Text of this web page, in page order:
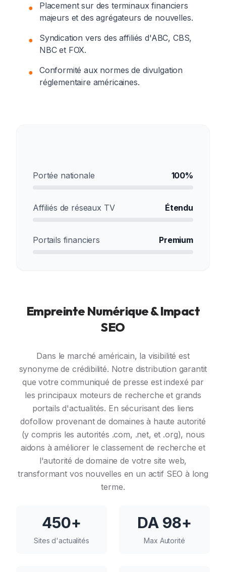
●
Placement sur des terminaux financiers
majeurs et des agrégateurs de nouvelles.
●
Syndication vers des affiliés d'ABC, CBS,
NBC et FOX.
●
Conformité aux normes de divulgation
réglementaire américaines.
Portée nationale 100%
Affiliés de réseaux TV Étendu
Portails financiers Premium
Empreinte Numérique & Impact
SEO
Dans le marché américain, la visibilité est
synonyme de crédibilité. Notre distribution garantit
que votre communiqué de presse est indexé par
les principaux moteurs de recherche et grands
portails d'actualités. En sécurisant des liens
dofollow provenant de domaines à haute autorité
(y compris les autorités .com, .net, et .org), nous
aidons à améliorer le classement de recherche et
l'autorité de domaine de votre site web,
transformant vos nouvelles en un actif SEO à long
terme.
450+
Sites d'actualités
DA 98+
Max Autorité